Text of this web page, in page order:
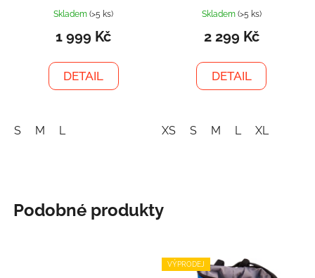
Skladem(>5 ks)
1 999 Kč
DETAIL
S M L
Skladem (>5 ks)
2 299 Kč
DETAIL
XS S M L XL
Podobné produkty
VÝPRODEJ